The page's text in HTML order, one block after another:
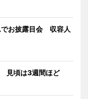
でお披露目会 収容人
見頃は3週間ほど